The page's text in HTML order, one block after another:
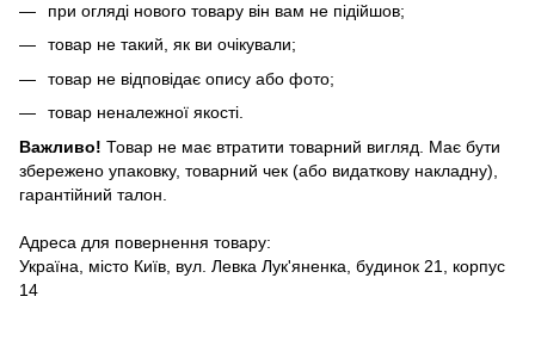
при огляді нового товару він вам не підійшов;
товар не такий, як ви очікували;
товар не відповідає опису або фото;
товар неналежної якості.
Важливо! Товар не має втратити товарний вигляд. Має бути
збережено упаковку, товарний чек (або видаткову накладну),
гарантійний талон.
Адреса для повернення товару:
Україна, місто Київ, вул. Левка Лук'яненка, будинок 21, корпус
14